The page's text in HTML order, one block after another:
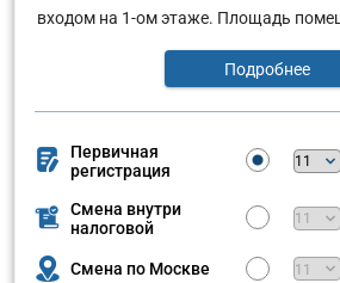
входом на 1-ом этаже. Площадь
Подробнее
Первичная
регистрация
Смена внутри
налоговой
Смена по Москве